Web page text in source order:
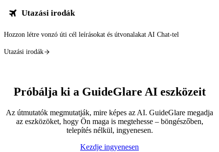
Utazási irodák
Hozzon létre vonzó úti cél leírásokat és útvonalakat AI Chat-tel
Utazási irodák
Próbálja ki a GuideGlare AI eszközeit
Az útmutatók megmutatják, mire képes az AI. GuideGlare megadja
az eszközöket, hogy Ön maga is megtehesse – böngészőben,
telepítés nélkül, ingyenesen.
Kezdje ingyenesen